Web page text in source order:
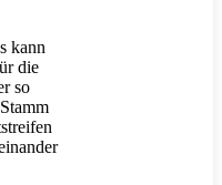
kann
die
so